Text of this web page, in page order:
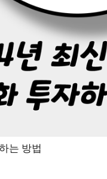
는 방법